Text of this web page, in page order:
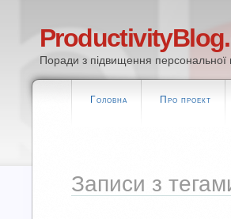
Поради з підвищення персональної
Головна Про проект
Записи з